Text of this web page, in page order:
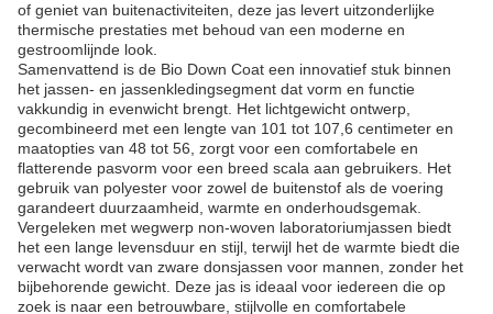
of geniet van buitenactiviteiten, deze jas levert uitzonderlijke
thermische prestaties met behoud van een moderne en
gestroomlijnde look.
Samenvattend is de Bio Down Coat een innovatief stuk binnen
het jassen- en jassenkledingsegment dat vorm en functie
vakkundig in evenwicht brengt. Het lichtgewicht ontwerp,
gecombineerd met een lengte van 101 tot 107,6 centimeter en
maatopties van 48 tot 56, zorgt voor een comfortabele en
flatterende pasvorm voor een breed scala aan gebruikers. Het
gebruik van polyester voor zowel de buitenstof als de voering
garandeert duurzaamheid, warmte en onderhoudsgemak.
Vergeleken met wegwerp non-woven laboratoriumjassen biedt
het een lange levensduur en stijl, terwijl het de warmte biedt die
verwacht wordt van zware donsjassen voor mannen, zonder het
bijbehorende gewicht. Deze jas is ideaal voor iedereen die op
zoek is naar een betrouwbare, stijlvolle en comfortabele